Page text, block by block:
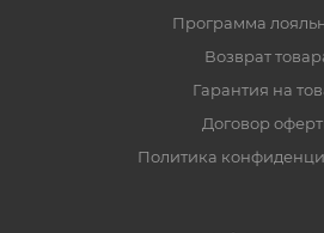
Программа
Возврат
Гарантия на
Договор
Политика